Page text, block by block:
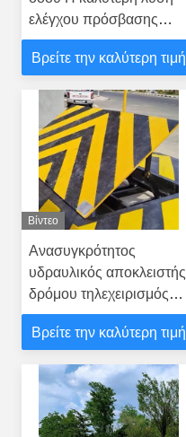
ελέγχου πρόσβασης
στην αγορά
Βρείτε την καλύτερη τιμή
Βίντεο
Ανασυγκρότητος
υδραυλικός αποκλειστής
δρόμου τηλεχειρισμός
μηδενική διείσδυση
Βρείτε την καλύτερη τιμή